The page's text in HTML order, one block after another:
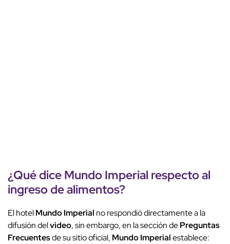
¿Qué diceMundo Imperial respecto al
ingreso dealimentos?
El hotelMundo Imperial no respondió directamente a la
difusión delvideo, sin embargo, en la sección dePreguntas
Frecuentesde su sitio oficial, Mundo Imperialestablece: